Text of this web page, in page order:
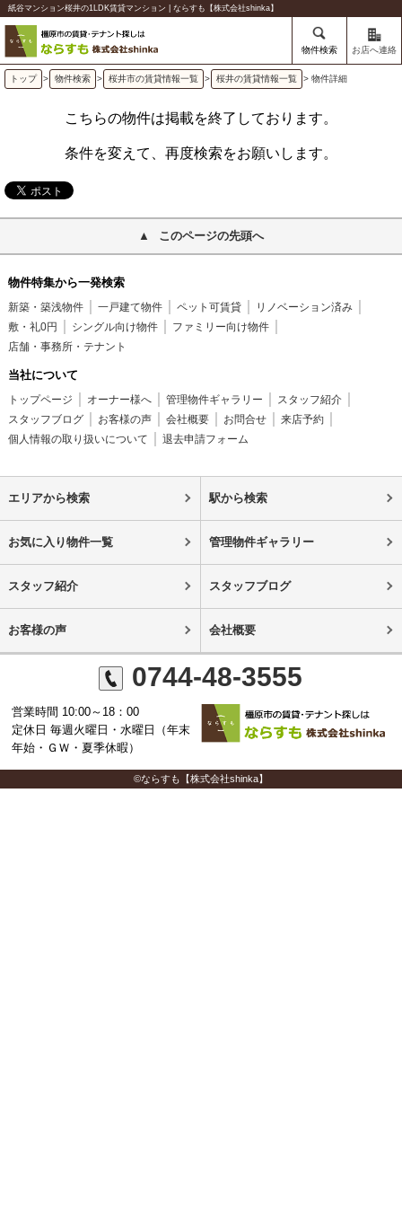
紙谷マンション桜井の1LDK賃貸マンション | ならすも【株式会社shinka】
物件検索 お店へ連絡
トップ > 物件検索 > 桜井市の賃貸情報一覧 > 桜井の賃貸情報一覧 > 物件詳細
こちらの物件は掲載を終了しております。
条件を変えて、再度検索をお願いします。
このページの先頭へ
物件特集から一発検索
新築・築浅物件 一戸建て物件 ペット可賃貸
リノベーション済み
敷・礼0円
シングル向け物件
ファミリー向け物件
店舗・事務所・テナント
当社について
トップページ オーナー様へ 管理物件ギャラリー
スタッフ紹介
スタッフブログ
お客様の声 会社概要 お問合せ
来店予約
個人情報の取り扱いについて
退去申請フォーム
エリアから検索 駅から検索
お気に入り物件一覧 管理物件ギャラリー
スタッフ紹介 スタッフブログ
お客様の声 会社概要
0744-48-3555
営業時間 10:00～18：00
定休日 毎週火曜日・水曜日（年末
年始・ＧＷ・夏季休暇）
©ならすも【株式会社shinka】